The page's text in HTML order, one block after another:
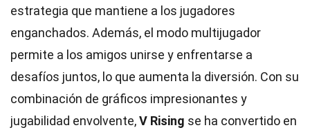
estrategia que mantiene a los jugadores
enganchados. Además, el modo multijugador
permite a los amigos unirse y enfrentarse a
desafíos juntos, lo que aumenta la diversión. Con su
combinación de gráficos impresionantes y
jugabilidad envolvente,V Rising se ha convertido en